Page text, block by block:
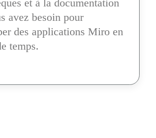
et à la documentation
avez besoin pour
des applications Miro en
temps.